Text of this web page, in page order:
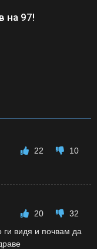
на 97!
22
10
20
32
ги видя и почвам да